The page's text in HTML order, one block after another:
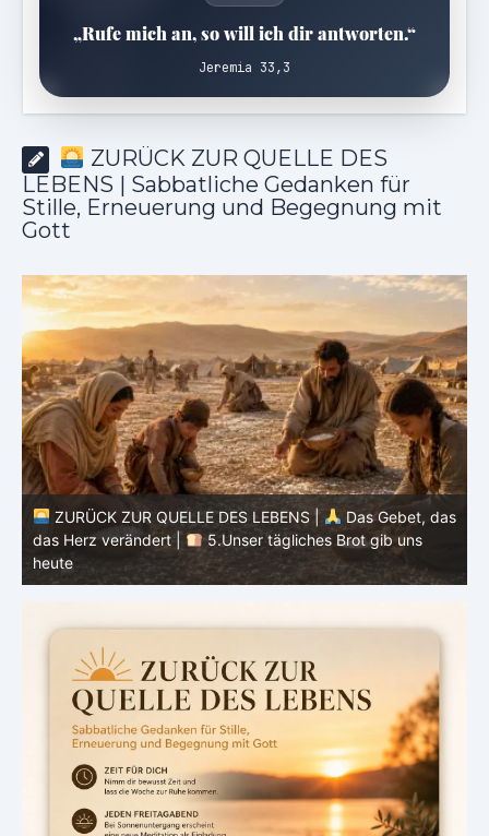
„Rufe mich an, so will ich dir antworten.“
Jeremia 33,3
ZURÜCK ZUR QUELLE DES
LEBENS | Sabbatliche Gedanken für
Stille, Erneuerung und Begegnung mit
Gott
ZURÜCK ZUR QUELLE DES LEBENS |
Das Gebet, das
das Herz verändert |
4.Dein Wille geschehe